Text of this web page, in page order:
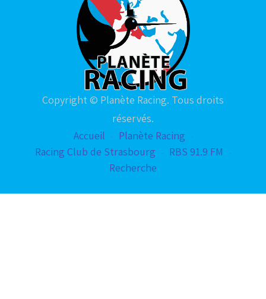
Copyright © Planète Racing. Tous droits
réservés.
Accueil
Planète Racing
Racing Club de Strasbourg
RBS 91.9 FM
Recherche